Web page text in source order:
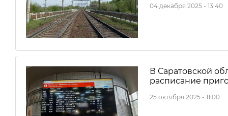
04 декабря 2025 - 13:40
В Саратовской
расписание
25 октября 2025 - 11:00